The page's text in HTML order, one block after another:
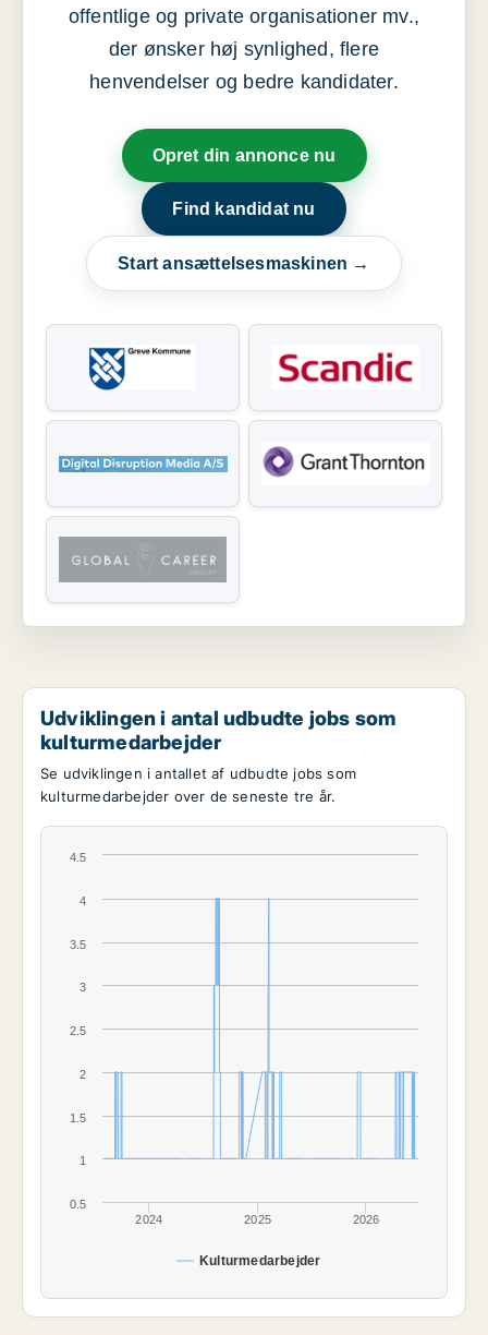
offentlige og private organisationer mv.,
der ønsker høj synlighed, flere
henvendelser og bedre kandidater.
Opret din annonce nu
Find kandidat nu
Start ansættelsesmaskinen →
Udviklingen i antal udbudte jobs som
kulturmedarbejder
Se udviklingen i antallet af udbudte jobs som
kulturmedarbejder over de seneste tre år.
Kulturmedarbejder
2024 2025 2026
0.5
1
1.5
2
2.5
3
3.5
4
4.5